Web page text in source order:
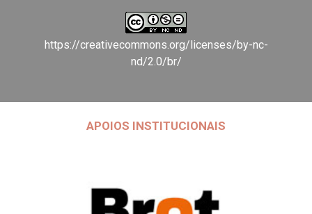
https://creativecommons.org/licenses/by-nc-
nd/2.0/br/
APOIOS INSTITUCIONAIS